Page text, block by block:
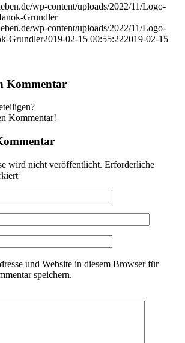
wp-content/uploads/2022/11/Logo-
Grundler
wp-content/uploads/2022/11/Logo-
Grundler2019-02-15 00:55:222019-02-15
Kommentar
Kommentar!
wird nicht veröffentlicht. Erforderliche
und Website in diesem Browser für
speichern.